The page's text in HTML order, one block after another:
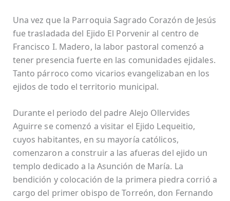
Una vez que la Parroquia Sagrado Corazón de Jesús
fue trasladada del Ejido El Porvenir al centro de
Francisco I. Madero, la labor pastoral comenzó a
tener presencia fuerte en las comunidades ejidales.
Tanto párroco como vicarios evangelizaban en los
ejidos de todo el territorio municipal.
Durante el periodo del padre Alejo Ollervides
Aguirre se comenzó a visitar el Ejido Lequeitio,
cuyos habitantes, en su mayoría católicos,
comenzaron a construir a las afueras del ejido un
templo dedicado a la Asunción de María. La
bendición y colocación de la primera piedra corrió a
cargo del primer obispo de Torreón, don Fernando